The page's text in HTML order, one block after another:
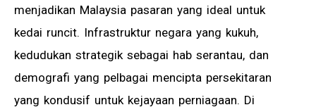
menjadikan Malaysia pasaran yang ideal untuk
kedai runcit. Infrastruktur negara yang kukuh,
kedudukan strategik sebagai hab serantau, dan
demografi yang pelbagai mencipta persekitaran
yang kondusif untuk kejayaan perniagaan. Di